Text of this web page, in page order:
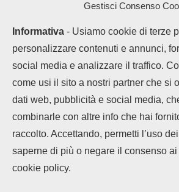
Gestisci Consenso
Informativa - Usiamo cookie di terze
personalizzare contenuti e annunci,
social media e analizzare il traffico.
come usi il sito a nostri partner che si
dati web, pubblicità e social media,
combinarle con altre info che hai
raccolto. Accettando, permetti l’uso
saperne di più o negare il consenso
cookie policy.
Chi siamo Contatti Disclaimer
Vivo offre 5 anni di
garanzia...